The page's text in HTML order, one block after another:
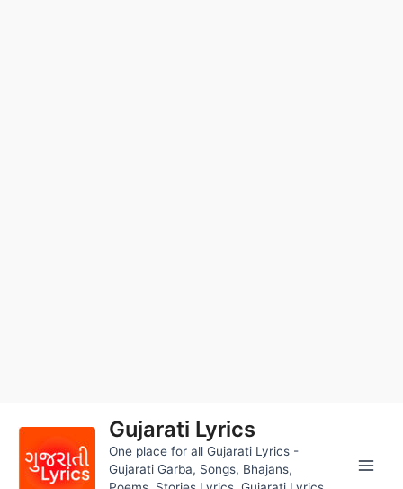
content
Gujarati Lyrics
One place for all Gujarati Lyrics -
Gujarati Garba, Songs, Bhajans,